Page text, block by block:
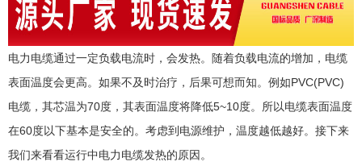
电力电缆通过一定负载电流时，会发热。随着负载电流的增加，电缆
表面温度会更高。如果不及时治疗，后果可想而知。例如PVC(PVC)
电缆，其芯温为70度，其表面温度将降低5~10度。所以电缆表面温度
在60度以下基本是安全的。考虑到电源维护，温度越低越好。接下来
我们来看看运行中电力电缆发热的原因。